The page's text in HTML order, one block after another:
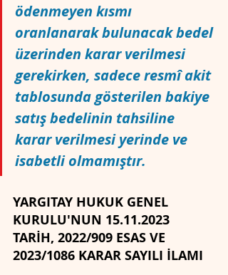
ödenmeyen kısmı
oranlanarak bulunacak bedel
üzerinden karar verilmesi
gerekirken, sadece resmî akit
tablosunda gösterilen bakiye
satış bedelinin tahsiline
karar verilmesi yerinde ve
isabetli olmamıştır.
YARGITAY HUKUK GENEL
KURULU'NUN 15.11.2023
TARİH, 2022/909 ESAS VE
2023/1086 KARAR SAYILI İLAMI